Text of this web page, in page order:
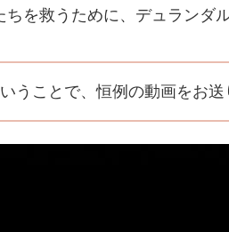
ちを救うために、デュランダル
うことで、恒例の動画をお送